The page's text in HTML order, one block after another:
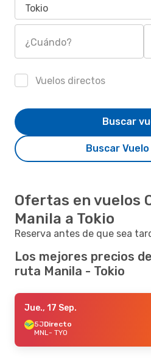
Tokio
¿Cuándo?
Vuelos directos
Buscar
Buscar
Ofertas en vuelos
Manila a Tokio
Reserva antes de que sea
Los mejores precios
ruta Manila - Tokio
Jue., 17 Sep.
5JDirecto
MNL- TYO